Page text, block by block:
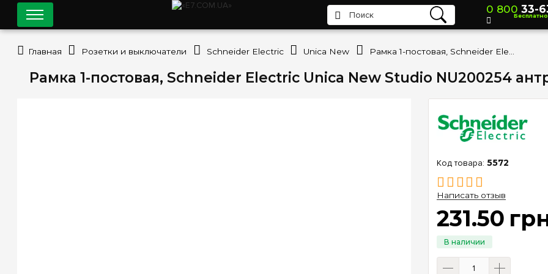
Рамка 1-постовая, Schneider Electric Unica New Studio NU200254
5572
Написать отзыв
231.50
0 800 33-
Бесплатно
Главная Розетки и выключатели Schneider Electric Unica New